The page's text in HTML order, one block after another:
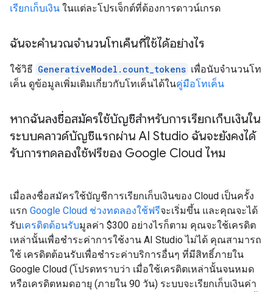
เรียกเก็บเงิน ในแต่ละโปรเจ็กต์ที่ต้องการดาวน์เกรด
ฉันจะคํานวณจํานวนโทเค็นที่ใช้ได้อย่างไร
ใช้วิธี GenerativeModel.count_tokens เพื่อนับจำนวนโท
เค็น ดูข้อมูลเพิ่มเติมเกี่ยวกับโทเค็นได้ในคู่มือโทเค็น
หากฉันลงชื่อสมัครใช้บัญชีสำหรับการเรียกเก็บเงินใน
ระบบคลาวด์บัญชีแรกผ่าน AI Studio ฉันจะยังคงได้
รับการทดลองใช้ฟรีของ Google Cloud ไหม
เมื่อลงชื่อสมัครใช้บัญชีการเรียกเก็บเงินของ Cloud เป็นครั้ง
แรก Google Cloud ช่วงทดลองใช้ฟรีจะเริ่มขึ้น และคุณจะได้
รับเครดิตต้อนรับมูลค่า $300 อย่างไรก็ตาม คุณจะใช้เครดิต
เหล่านั้นเพื่อชำระค่าการใช้งาน AI Studio ไม่ได้ คุณสามารถ
ใช้ เครดิตต้อนรับเพื่อชำระค่าบริการอื่นๆ ที่มีสิทธิ์ภายใน
Google Cloud (โปรดทราบว่า เมื่อใช้เครดิตเหล่านั้นจนหมด
หรือเครดิตหมดอายุ (ภายใน 90 วัน) ระบบจะเรียกเก็บเงินค่า